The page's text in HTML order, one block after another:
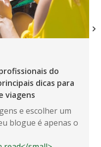
do
dicas para
viagens
e escolher um
blogue é apenas o